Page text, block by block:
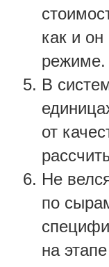
как и
режиме.
В
от
Не
по
на